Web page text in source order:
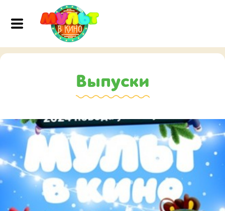
Выпуски